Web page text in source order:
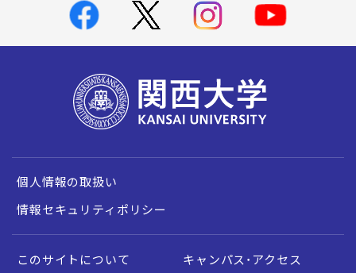
個人情報の取扱い
情報セキュリティポリシー
このサイトについて キャンパス・アクセス